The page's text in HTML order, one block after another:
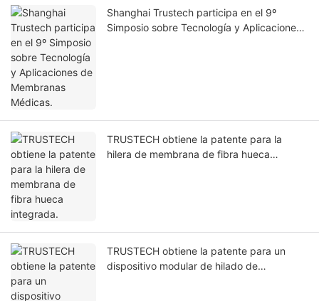
Shanghai Trustech participa en el 9º
Simposio sobre Tecnología y Aplicaciones
TRUSTECH obtiene la patente para la
hilera de membrana de fibra hueca
TRUSTECH obtiene la patente para un
dispositivo modular de hilado de